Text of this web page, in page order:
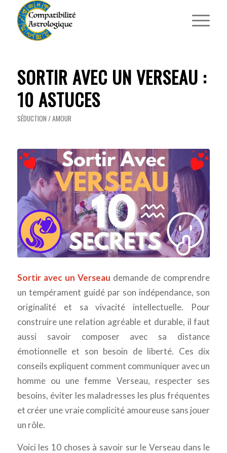
SORTIR AVEC UN VERSEAU :
10 ASTUCES
SÉDUCTION / AMOUR
Sortir avec un Verseau demande de comprendre
un tempérament guidé par son indépendance, son
originalité et sa vivacité intellectuelle. Pour
construire une relation agréable et durable, il faut
aussi savoir composer avec sa distance
émotionnelle et son besoin de liberté. Ces dix
conseils expliquent comment communiquer avec un
homme ou une femme Verseau, respecter ses
besoins, éviter les maladresses les plus fréquentes
et créer une vraie complicité amoureuse sans jouer
un rôle.
Voici les 10 choses à savoir sur le Verseau dans le